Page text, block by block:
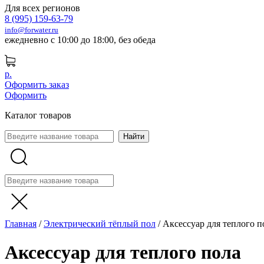
Для всех регионов
8 (995) 159-63-79
info@forwater.ru
ежедневно с 10:00 до 18:00, без обеда
р.
Оформить заказ
Оформить
Каталог товаров
Главная /Электрический тёплый пол / Аксессуар для теплого
Аксессуар для теплого пола